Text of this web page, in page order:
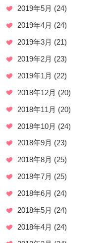
2019年5月 (24)
2019年4月 (24)
2019年3月 (21)
2019年2月 (23)
2019年1月 (22)
2018年12月 (20)
2018年11月 (20)
2018年10月 (24)
2018年9月 (23)
2018年8月 (25)
2018年7月 (25)
2018年6月 (24)
2018年5月 (24)
2018年4月 (24)